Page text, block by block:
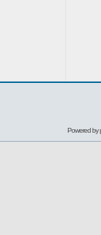
Powered by